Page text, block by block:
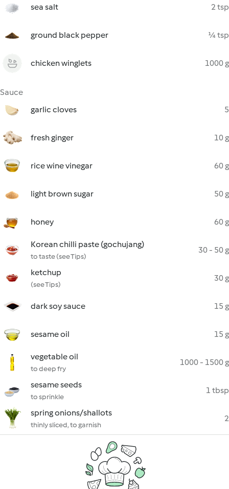
sea salt 2 tsp
ground black pepper ¼ tsp
chicken winglets 1000 g
Sauce
garlic cloves
5
fresh ginger 10 g
rice wine vinegar 60 g
light brown sugar 50 g
honey 60 g
Korean chilli paste (gochujang)
to taste (see Tips)
30 - 50 g
ketchup
(see Tips)
30 g
dark soy sauce 15 g
sesame oil 15 g
vegetable oil
to deep fry
1000 - 1500 g
sesame seeds
to sprinkle
1 tbsp
spring onions/shallots
thinly sliced, to garnish
2